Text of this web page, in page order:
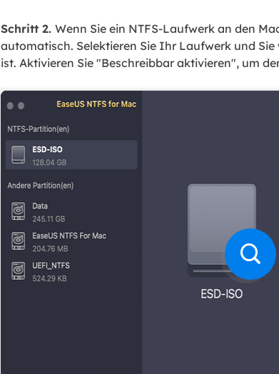
Schritt 2. Wenn Sie ein NTFS-Laufwerk an den
automatisch. Selektieren Sie Ihr Laufwerk und
ist. Aktivieren Sie "Beschreibbar aktivieren", um